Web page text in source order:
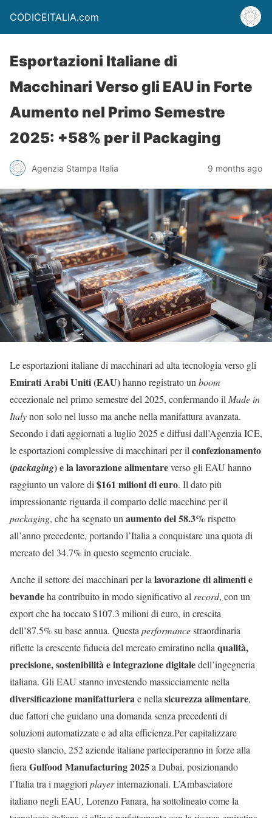
CODICEITALIA.com
Esportazioni Italiane di
Macchinari Verso gli EAU in Forte
Aumento nel Primo Semestre
2025: +58% per il Packaging
Agenzia Stampa Italia 9 months ago
Le esportazioni italiane di macchinari ad alta tecnologia verso gli
Emirati Arabi Uniti (EAU)hanno registrato unboom
eccezionale nel primo semestre del 2025, confermando ilMade in
Italynon solo nel lusso ma anche nella manifattura avanzata.
Secondo i dati aggiornati a luglio 2025 e diffusi dall’Agenzia ICE,
le esportazioni complessive di macchinari per ilconfezionamento
(packaging) e la lavorazione alimentareverso gli EAU hanno
raggiunto un valore di$161 milioni di euro. Il dato più
impressionante riguarda il comparto delle macchine per il
packaging, che ha segnato unaumento del 58.3% rispetto
all’anno precedente, portando l’Italia a conquistare una quota di
mercato del 34.7% in questo segmento cruciale.
Anche il settore dei macchinari per lalavorazione di alimenti e
bevandeha contribuito in modo significativo alrecord, con un
export che ha toccato $107.3 milioni di euro, in crescita
dell’87.5% su base annua. Questaperformancestraordinaria
riflette la crescente fiducia del mercato emiratino nellaqualità,
precisione, sostenibilità e integrazione digitaledell’ingegneria
italiana. Gli EAU stanno investendo massicciamente nella
diversificazione manifatturierae nellasicurezza alimentare,
due fattori che guidano una domanda senza precedenti di
soluzioni automatizzate e ad alta efficienza.Per capitalizzare
questo slancio, 252 aziende italiane parteciperanno in forze alla
fieraGulfood Manufacturing 2025a Dubai, posizionando
l’Italia tra i maggioriplayerinternazionali. L’Ambasciatore
italiano negli EAU, Lorenzo Fanara, ha sottolineato come la